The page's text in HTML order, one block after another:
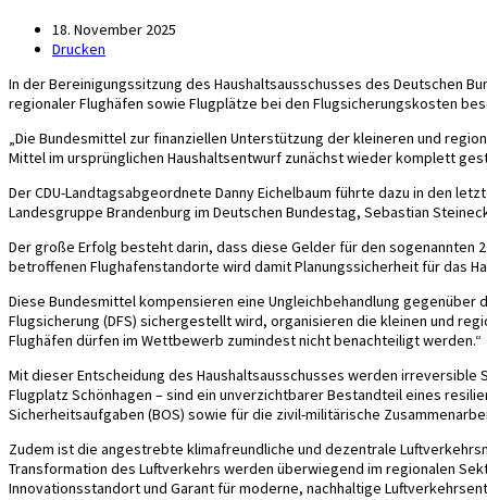
18. November 2025
Drucken
In der Bereinigungssitzung des Haushaltsausschusses des Deutschen
regionaler Flughäfen sowie Flugplätze bei den Flugsicherungskosten
„Die Bundesmittel zur finanziellen Unterstützung der kleineren und
Mittel im ursprünglichen Haushaltsentwurf zunächst wieder komplett
Der CDU-Landtagsabgeordnete Danny Eichelbaum führte dazu in den
Landesgruppe Brandenburg im Deutschen Bundestag, Sebastian
Der große Erfolg besteht darin, dass diese Gelder für den sogenannten
betroffenen Flughafenstandorte wird damit Planungssicherheit für das
Diese Bundesmittel kompensieren eine Ungleichbehandlung gegenüber
Flugsicherung (DFS) sichergestellt wird, organisieren die kleinen und
Flughäfen dürfen im Wettbewerb zumindest nicht benachteiligt werden.“
Mit dieser Entscheidung des Haushaltsausschusses werden
Flugplatz Schönhagen – sind ein unverzichtbarer Bestandteil eines
Sicherheitsaufgaben (BOS) sowie für die zivil-militärische
Zudem ist die angestrebte klimafreundliche und dezentrale
Transformation des Luftverkehrs werden überwiegend im regionalen
Innovationsstandort und Garant für moderne, nachhaltige